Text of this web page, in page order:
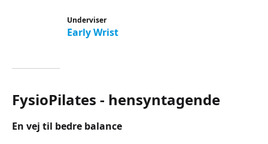
Underviser
Early Wrist
FysioPilates - hensyntagende
En vej til bedre balance